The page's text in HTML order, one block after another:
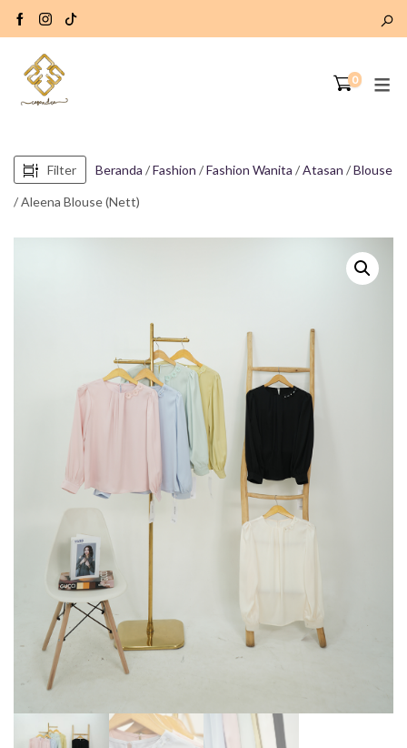
0
Filter Beranda /Fashion /Fashion Wanita /Atasan /Blouse
/ Aleena Blouse (Nett)